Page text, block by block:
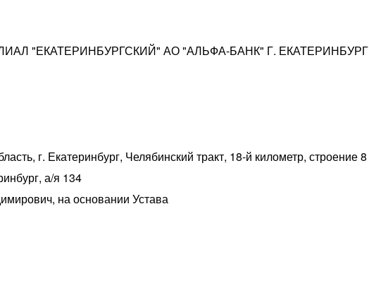
"ЕКАТЕРИНБУРГСКИЙ" АО "АЛЬФА-БАНК" Г. ЕКАТЕРИНБУРГ
г. Екатеринбург, Челябинский тракт, 18-й километр, строение 8
а/я 134
на основании Устава